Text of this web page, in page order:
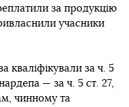
за продукцію
учасники
кваліфікували за ч. 5
— за ч. 5 ст. 27,
чинному та